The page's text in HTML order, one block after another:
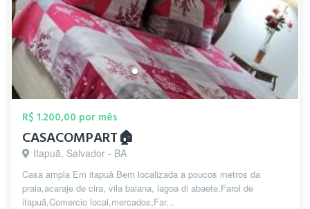
R$ 1.200,00 por mês
CASACOMPART🏠
Itapuã, Salvador - BA
Casa ampla Em itapuâ Bem localizada a poucos metros da
praia,acaraje de cira, vila baiana, lagoa di abaete,Farol de
itapuã,Comercio local,mercados,Far...